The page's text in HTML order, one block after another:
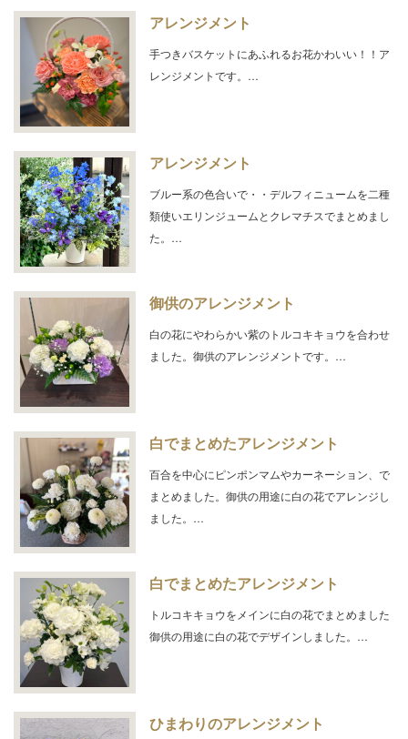
アレンジメント
手つきバスケットにあふれるお花かわいい！！ア
レンジメントです。…
アレンジメント
ブルー系の色合いで・・デルフィニュームを二種
類使いエリンジュームとクレマチスでまとめまし
た。…
御供のアレンジメント
白の花にやわらかい紫のトルコキキョウを合わせ
ました。御供のアレンジメントです。…
白でまとめたアレンジメント
百合を中心にピンポンマムやカーネーション、で
まとめました。御供の用途に白の花でアレンジし
ました。…
白でまとめたアレンジメント
トルコキキョウをメインに白の花でまとめました
御供の用途に白の花でデザインしました。…
ひまわりのアレンジメント